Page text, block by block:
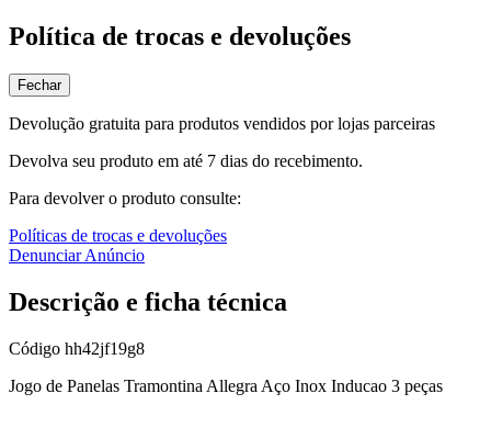
Política de trocas e devoluções
Fechar
Devolução gratuita para produtos vendidos por lojas parceiras
Devolva seu produto em até 7 dias do recebimento.
Para devolver o produto consulte:
Políticas de trocas e devoluções
Denunciar Anúncio
Descrição e ficha técnica
Código hh42jf19g8
Jogo de Panelas Tramontina Allegra Aço Inox Inducao 3 peças